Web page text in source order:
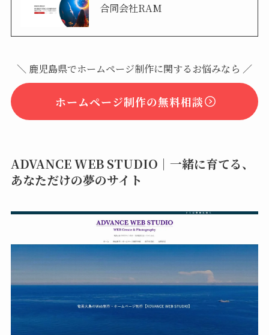
合同会社RAM
＼ 鹿児島県でホームページ制作に関するお悩みなら ／
ホームページ制作の無料相談
ADVANCE WEB STUDIO｜一緒に育てる、
あなただけの夢のサイト